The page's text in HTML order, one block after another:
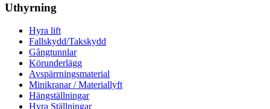
Uthyrning
Hyra lift
Fallskydd/Takskydd
Gångtunnlar
Körunderlägg
Avspärrningsmaterial
Minikranar / Materiallyft
Hängställningar
Hyra Ställningar